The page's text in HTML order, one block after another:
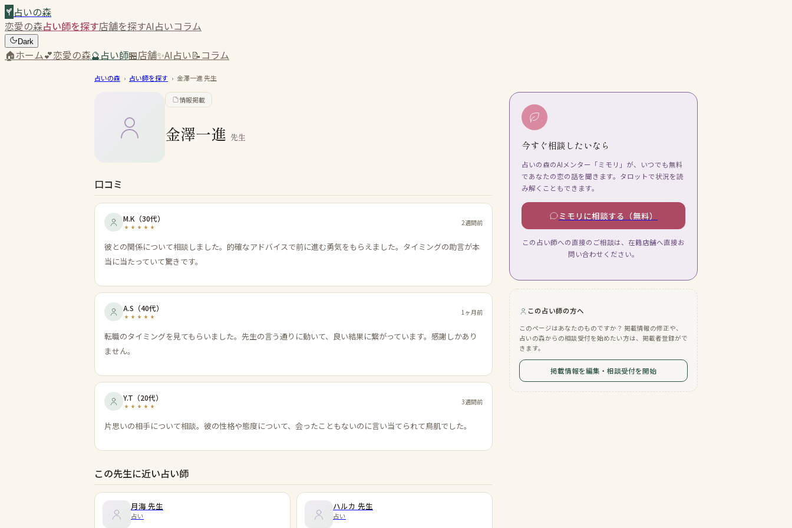
占いの森
恋愛の森占い師を探す店舗を探すAI占いコラム
Dark
🏠ホーム💕恋愛の森🔮占い師🏪店舗✨AI占い📝コラム
占いの森 › 占い師を探す › 金澤一進先生
情報掲載
金澤一進 先生
口コミ
M.K （30代） 2週間前
彼との関係について相談しました。的確なアドバイスで前に進む勇気をもらえました。タイミングの助言が本
当に当たっていて驚きです。
A.S （40代） 1ヶ月前
転職のタイミングを見てもらいました。先生の言う通りに動いて、良い結果に繋がっています。感謝しかあり
ません。
Y.T （20代） 3週間前
片思いの相手について相談。彼の性格や態度について、会ったこともないのに言い当てられて鳥肌でした。
この先生に近い占い師
月海 先生
占い
ハルカ 先生
占い
今すぐ相談したいなら
占いの森のAIメンター「ミモリ」が、いつでも無料
であなたの恋の話を聞きます。タロットで状況を読
み解くこともできます。
ミモリに相談する（無料）
この占い師への直接のご相談は、在籍店舗へ直接お
問い合わせください。
この占い師の方へ
このページはあなたのものですか？ 掲載情報の修正や、
占いの森からの相談受付を始めたい方は、掲載者登録がで
きます。
掲載情報を編集・相談受付を開始